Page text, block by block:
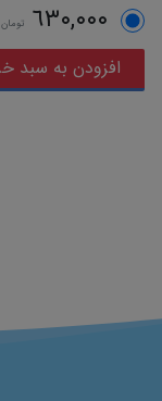
٦٣٠,٠٠٠ تومان